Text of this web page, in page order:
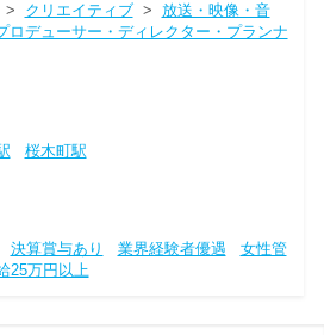
> クリエイティブ> 放送・映像・音
ロデューサー・ディレクター・プランナ
桜木町駅
決算賞与あり 業界経験者優遇
女性管
25万円以上